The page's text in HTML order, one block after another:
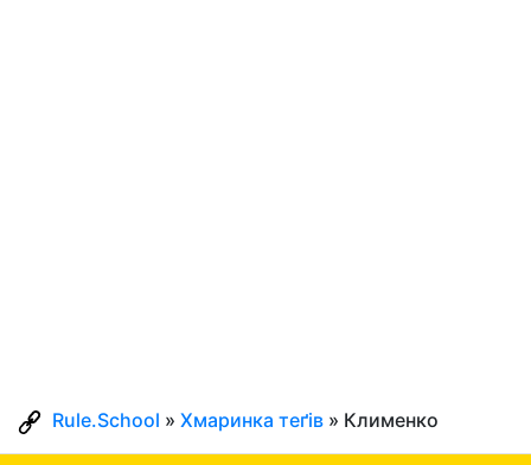
Rule.School » Хмаринка теґів » Клименко